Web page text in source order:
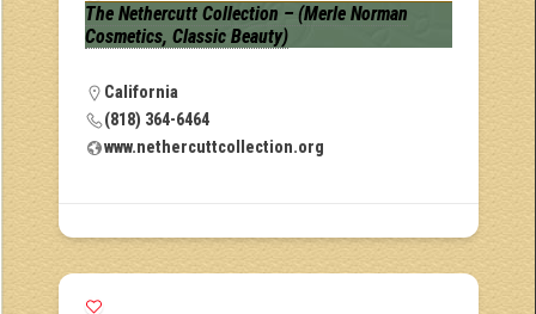
The Nethercutt Collection – (Merle Norman
Cosmetics, Classic Beauty)
California
(818) 364-6464
www.nethercuttcollection.org